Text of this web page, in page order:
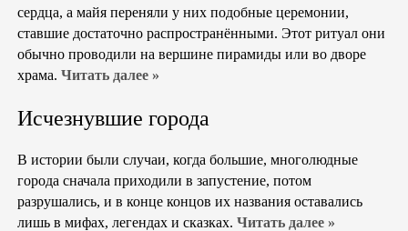
сердца, а майя переняли у них подобные церемонии,
ставшие достаточно распространёнными. Этот ритуал они
обычно проводили на вершине пирамиды или во дворе
храма. Читать далее »
Исчезнувшие города
В истории были случаи, когда большие, многолюдные
города сначала приходили в запустение, потом
разрушались, и в конце концов их названия оставались
лишь в мифах, легендах и сказках. Читать далее »